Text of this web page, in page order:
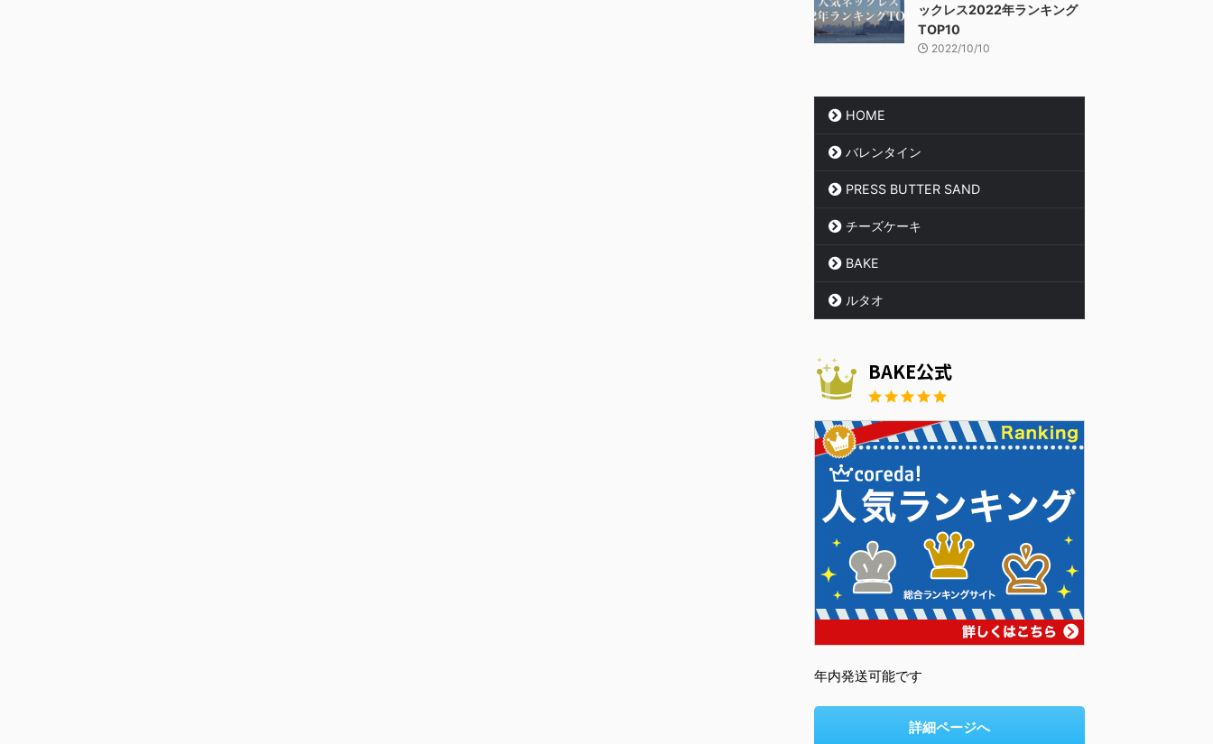
ックレス2022年ランキング
TOP10
2022/10/10
HOME
バレンタイン
PRESS BUTTER SAND
チーズケーキ
BAKE
ルタオ
BAKE公式
年内発送可能です
詳細ページへ